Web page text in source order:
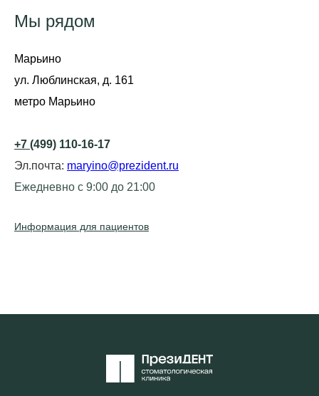
Мы рядом
Марьино
ул. Люблинская, д. 161
метро Марьино
+7 (499) 110-16-17
Эл.почта: maryino@prezident.ru
Ежедневно с 9:00 до 21:00
Информация для пациентов